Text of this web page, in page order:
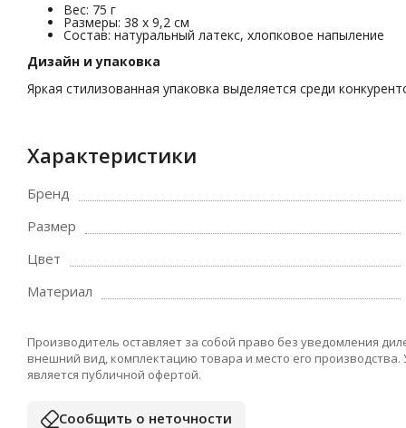
Вес: 75 г
Размеры: 38 х 9,2 см
Состав: натуральный латекс, хлопковое напыление
Дизайн и упаковка
Яркая стилизованная упаковка выделяется среди
Характеристики
Бренд
Размер
Цвет
Материал
Производитель оставляет за собой право без уведомления
внешний вид, комплектацию товара и место его
является публичной офертой.
Сообщить о неточности